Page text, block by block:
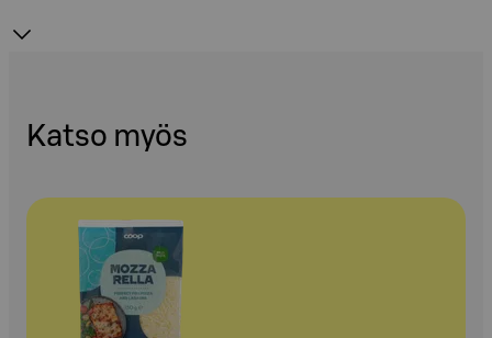
Katso myös